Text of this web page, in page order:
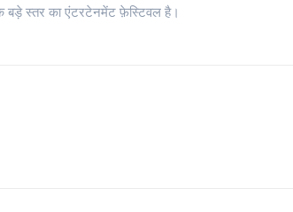
बड़े स्तर का एंटरटेनमेंट फ़ेस्टिवल है।